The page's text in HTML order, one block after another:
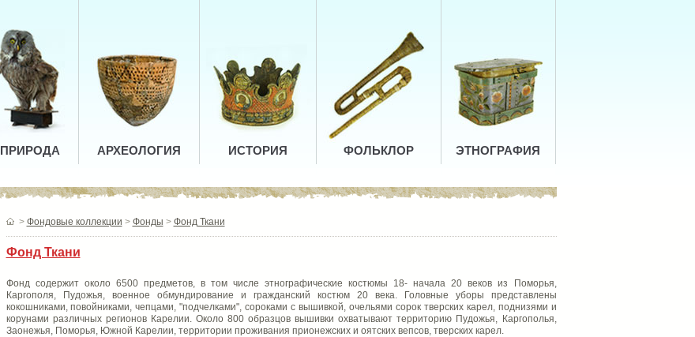
ПРИРОДА АРХЕОЛОГИЯ ИСТОРИЯ ФОЛЬКЛОР ЭТНОГРАФИЯ
> Фондовые коллекции > Фонды > Фонд Ткани
Фонд Ткани
Фонд содержит около 6500 предметов, в том числе этнографические костюмы 18- начала 20 веков из Поморья,
Каргополя, Пудожья, военное обмундирование и гражданский костюм 20 века. Головные уборы представлены
кокошниками, повойниками, чепцами, "подчелками", сороками с вышивкой, очельями сорок тверских карел, поднизями и
корунами различных регионов Карелии. Около 800 образцов вышивки охватывают территорию Пудожья, Каргополья,
Заонежья, Поморья, Южной Карелии, территории проживания прионежских и оятских вепсов, тверских карел.